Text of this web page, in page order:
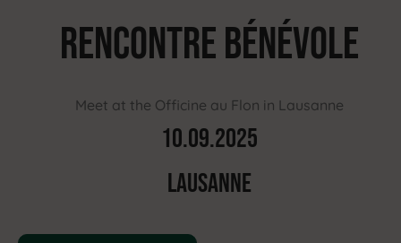
Rencontre Bénévole
Meet at the Officine au Flon in Lausanne
10.09.2025
lausanne